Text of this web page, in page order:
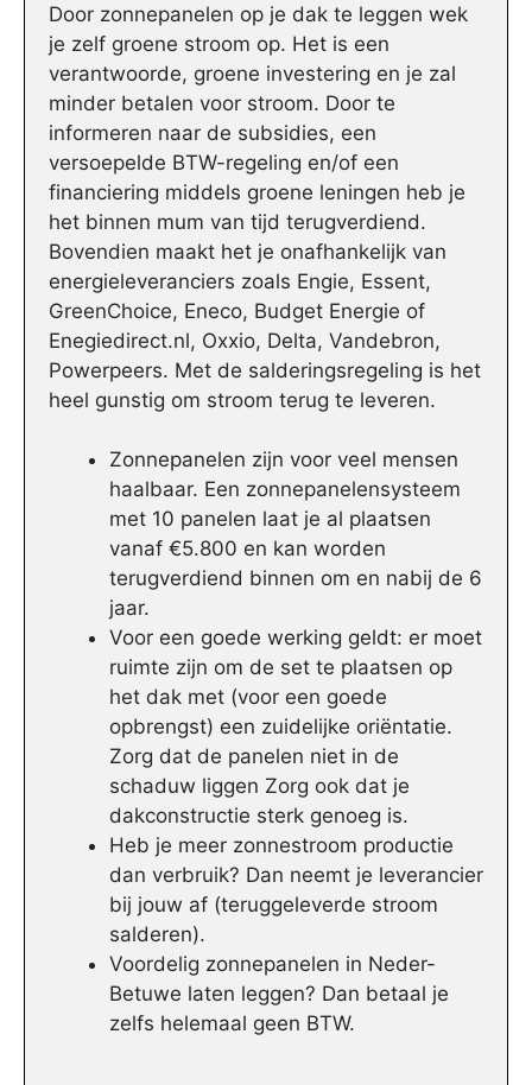
Door zonnepanelen op je dak te leggen wek
je zelf groene stroom op. Het is een
verantwoorde, groene investering en je zal
minder betalen voor stroom. Door te
informeren naar de subsidies, een
versoepelde BTW-regeling en/of een
financiering middels groene leningen heb je
het binnen mum van tijd terugverdiend.
Bovendien maakt het je onafhankelijk van
energieleveranciers zoals Engie, Essent,
GreenChoice, Eneco, Budget Energie of
Enegiedirect.nl, Oxxio, Delta, Vandebron,
Powerpeers. Met de salderingsregeling is het
heel gunstig om stroom terug te leveren.
Zonnepanelen zijn voor veel mensen
haalbaar. Een zonnepanelensysteem
met 10 panelen laat je al plaatsen
vanaf €5.800 en kan worden
terugverdiend binnen om en nabij de 6
jaar.
Voor een goede werking geldt: er moet
ruimte zijn om de set te plaatsen op
het dak met (voor een goede
opbrengst) een zuidelijke oriëntatie.
Zorg dat de panelen niet in de
schaduw liggen Zorg ook dat je
dakconstructie sterk genoeg is.
Heb je meer zonnestroom productie
dan verbruik? Dan neemt je leverancier
bij jouw af (teruggeleverde stroom
salderen).
Voordelig zonnepanelen in Neder-
Betuwe laten leggen? Dan betaal je
zelfs helemaal geen BTW.